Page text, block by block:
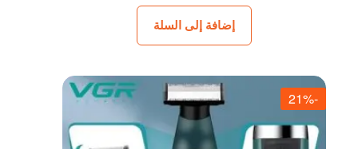
إضافة إلى السلة
-21%